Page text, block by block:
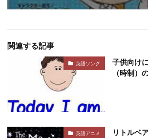
関連する記事
英語ソング
子供向け
（時制）
英語アニメ
リトルベ